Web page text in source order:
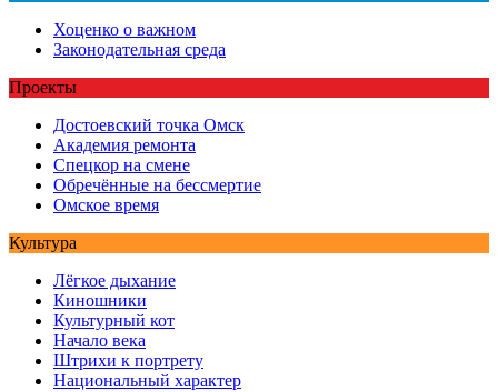
Хоценко о важном
Законодательная среда
Проекты
Достоевский точка Омск
Академия ремонта
Спецкор на смене
Обречённые на бессмертие
Омское время
Культура
Лёгкое дыхание
Киношники
Культурный кот
Начало века
Штрихи к портрету
Национальный характер